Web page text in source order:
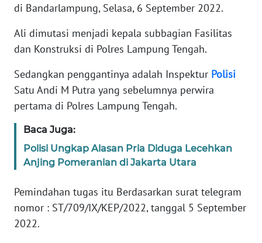
di Bandarlampung, Selasa, 6 September 2022.
Ali dimutasi menjadi kepala subbagian Fasilitas
dan Konstruksi di Polres Lampung Tengah.
Sedangkan penggantinya adalah Inspektur Polisi
Satu Andi M Putra yang sebelumnya perwira
pertama di Polres Lampung Tengah.
Baca Juga:
Polisi Ungkap Alasan Pria Diduga Lecehkan
Anjing Pomeranian di Jakarta Utara
Pemindahan tugas itu Berdasarkan surat telegram
nomor : ST/709/IX/KEP/2022, tanggal 5 September
2022.
KARIR
DISCLAIMER
WN
WN
JAKARTA